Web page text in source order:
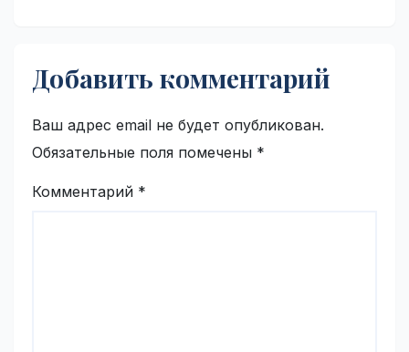
Добавить комментарий
Ваш адрес email не будет опубликован.
Обязательные поля помечены *
Комментарий *